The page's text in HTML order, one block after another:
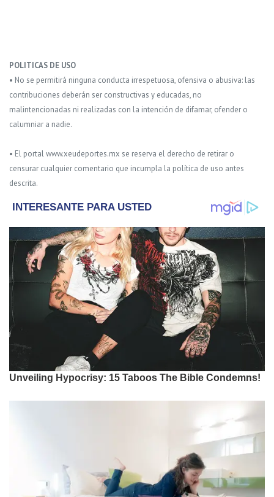
POLITICAS DE USO
• No se permitirá ninguna conducta irrespetuosa, ofensiva o abusiva: las
contribuciones deberán ser constructivas y educadas, no
malintencionadas ni realizadas con la intención de difamar, ofender o
calumniar a nadie.
• El portal www.xeudeportes.mx se reserva el derecho de retirar o
censurar cualquier comentario que incumpla la política de uso antes
descrita.